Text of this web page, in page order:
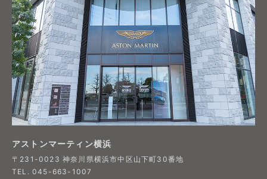
アストンマーティン横浜
〒231-0023 神奈川県横浜市中区山下町30番地
TEL. 045-663-1007